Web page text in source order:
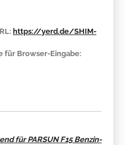
https://yerd.de/SHIM-
für Browser-Eingabe:
für PARSUN F15 Benzin-